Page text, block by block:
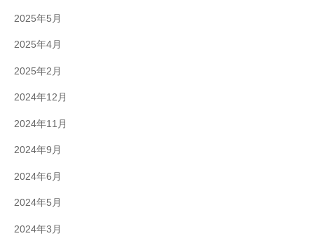
2025年5月
2025年4月
2025年2月
2024年12月
2024年11月
2024年9月
2024年6月
2024年5月
2024年3月